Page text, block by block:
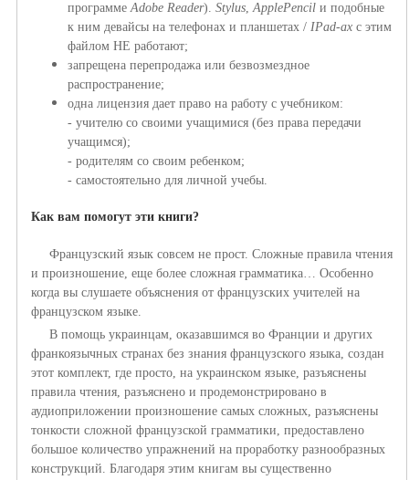
программеAdobe Reader). Stylus,ApplePencil и подобные
к ним девайсы на телефонах и планшетах / IPad-ах с этим
файлом НЕ работают;
запрещена перепродажа или безвозмездное
распространение;
одна лицензия дает право на работу с учебником:
- учителю со своими учащимися (без права передачи
учащимся);
- родителям со своим ребенком;
- самостоятельно для личной учебы.
Как вам помогут эти книги?
Французский язык совсем не прост. Сложные правила чтения
и произношение, еще более сложная грамматика… Особенно
когда вы слушаете объяснения от французских учителей на
французском языке.
В помощь украинцам, оказавшимся во Франции и других
франкоязычных странах без знания французского языка, создан
этот комплект, где просто, на украинском языке, разъяснены
правила чтения, разъяснено и продемонстрировано в
аудиоприложении произношение самых сложных, разъяснены
тонкости сложной французской грамматики, предоставлено
большое количество упражнений на проработку разнообразных
конструкций. Благодаря этим книгам вы существенно